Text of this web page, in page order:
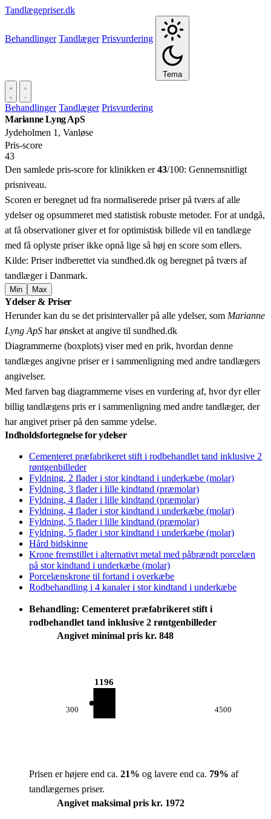
Tandlægepriser.dk
Behandlinger Tandlæger Prisvurdering
Tema
Behandlinger Tandlæger Prisvurdering
Marianne Lyng ApS
Jydeholmen 1, Vanløse
Pris‑score
43
Den samlede pris-score for klinikken er43/100: Gennemsnitligt
prisniveau.
Scoren er beregnet ud fra normaliserede priser på tværs af alle
ydelser og opsummeret med statistisk robuste metoder. For at undgå,
at få observationer giver et for optimistisk billede vil en tandlæge
med få oplyste priser ikke opnå lige så høj en score som ellers.
Kilde: Priser indberettet via sundhed.dk og beregnet på tværs af
tandlæger i Danmark.
Min Max
+
−
Ydelser & Priser
Herunder kan du se det prisintervaller på alle ydelser, som Marianne
Lyng ApS har ønsket at angive til sundhed.dk
Diagrammerne (boxplots) viser med en prik, hvordan denne
tandlæges angivne priser er i sammenligning med andre tandlægers
angivelser.
Med farven bag diagrammerne vises en vurdering af, hvor dyr eller
billig tandlægens pris er i sammenligning med andre tandlæger, der
har angivet priser på den samme ydelse.
Indholdsfortegnelse for ydelser
Cementeret præfabrikeret stift i rodbehandlet tand inklusive 2
røntgenbilleder
Fyldning, 2 flader i stor kindtand i underkæbe (molar)
Fyldning, 3 flader i lille kindtand (præmolar)
Fyldning, 4 flader i lille kindtand (præmolar)
Fyldning, 4 flader i stor kindtand i underkæbe (molar)
Fyldning, 5 flader i lille kindtand (præmolar)
Fyldning, 5 flader i stor kindtand i underkæbe (molar)
Hård bidskinne
Krone fremstillet i alternativt metal med påbrændt porcelæn
på stor kindtand i underkæbe (molar)
Porcelænskrone til fortand i overkæbe
Rodbehandling i 4 kanaler i stor kindtand i underkæbe
Behandling: Cementeret præfabrikeret stift i
rodbehandlet tand inklusive 2 røntgenbilleder
Angivet minimal pris kr. 848
300
1196
4500
Prisen er højere end ca. 21% og lavere end ca. 79% af
tandlægernes priser.
Angivet maksimal pris kr. 1972